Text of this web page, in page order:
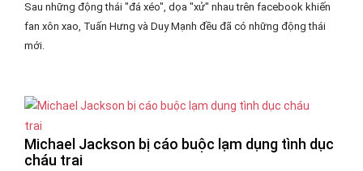
Sau những động thái "đá xéo", dọa "xử" nhau trên facebook khiến
fan xôn xao, Tuấn Hưng và Duy Mạnh đều đã có những động thái
mới.
Michael Jackson bị cáo buộc lạm dụng tình dục
cháu trai